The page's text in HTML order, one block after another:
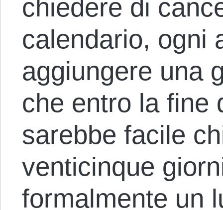
chiedere di
calendario, ogni
aggiungere una
che entro la fine
sarebbe facile
venticinque
formalmente un